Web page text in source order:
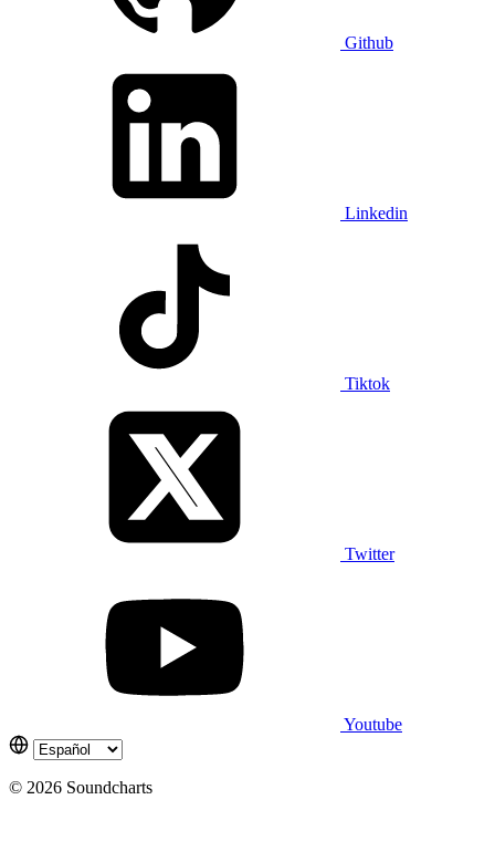
Github
Linkedin
Tiktok
Twitter
Youtube
© 2026 Soundcharts